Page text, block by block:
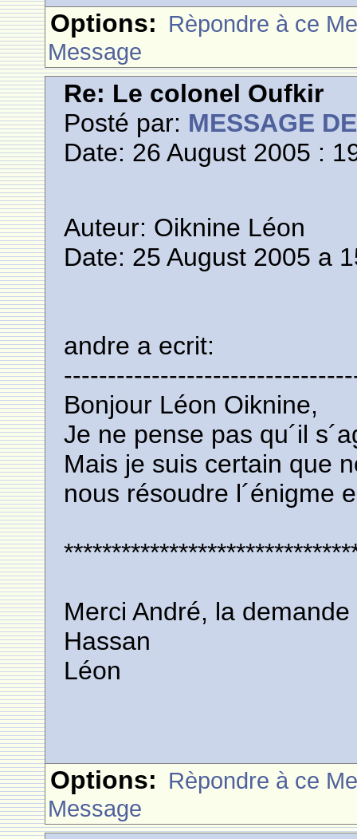
Options: Rèpondre à ce
Message
Re: Le colonel Oufkir
Posté par: MESSAGE
Date: 26 August 2005 :
Auteur: Oiknine Léon
Date: 25 August 2005 a
andre a ecrit:
Bonjour Léon Oiknine,
Je ne pense pas qu´il
Mais je suis certain que
nous résoudre l´énigme
Merci André, la
Hassan
Léon
Options: Rèpondre à ce
Message